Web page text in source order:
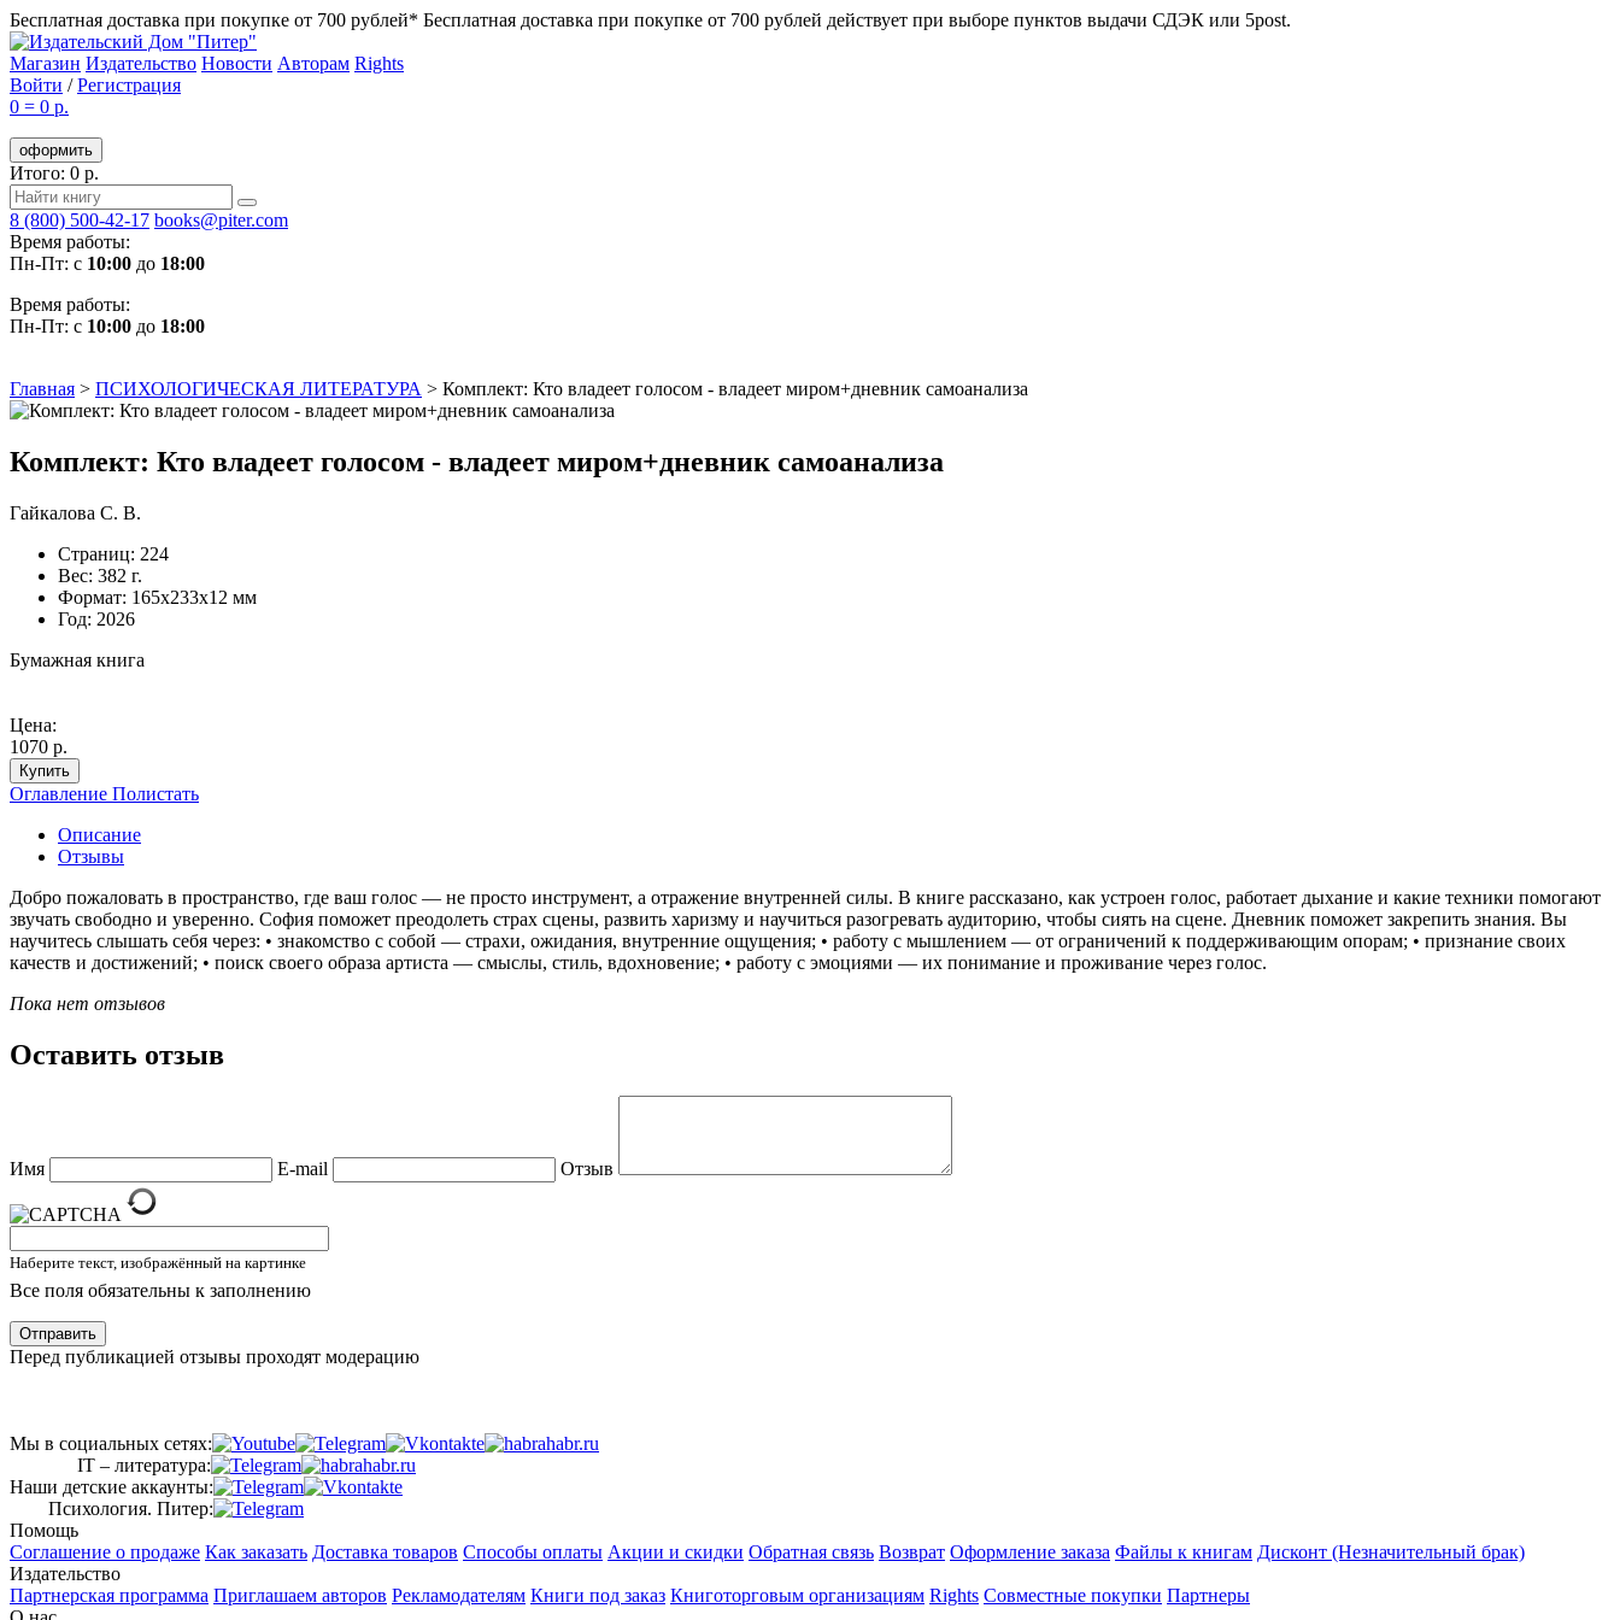
Бесплатная доставка при покупке от 700 рублей* Бесплатная доставка при покупке от 700 рублей действует при выборе пунктов выдачи СДЭК или 5post.
Магазин Издательство Новости Авторам Rights
Войти /Регистрация
0 = 0 р.
оформить
Итого: 0 р.
8 (800) 500-42-17 books@piter.com
Время работы:
Пн-Пт: с 10:00 до 18:00
Время работы:
Пн-Пт: с 10:00 до 18:00
Главная > ПСИХОЛОГИЧЕСКАЯ ЛИТЕРАТУРА > Комплект: Кто владеет голосом - владеет миром+дневник самоанализа
Комплект: Кто владеет голосом - владеет миром+дневник самоанализа
Гайкалова С. В.
Страниц: 224
Вес: 382 г.
Формат: 165х233х12 мм
Год: 2026
Бумажная книга
Цена:
1070 р.
Купить
Оглавление Полистать
Описание
Отзывы
Добро пожаловать в пространство, где ваш голос — не просто инструмент, а отражение внутренней силы. В книге рассказано, как устроен голос, работает дыхание и какие техники помогают
звучать свободно и уверенно. София поможет преодолеть страх сцены, развить харизму и научиться разогревать аудиторию, чтобы сиять на сцене. Дневник поможет закрепить знания. Вы
научитесь слышать себя через: • знакомство с собой — страхи, ожидания, внутренние ощущения; • работу с мышлением — от ограничений к поддерживающим опорам; • признание своих
качеств и достижений; • поиск своего образа артиста — смыслы, стиль, вдохновение; • работу с эмоциями — их понимание и проживание через голос.
Пока нет отзывов
Оставить отзыв
Имя E-mail Отзыв
Наберите текст, изображённый на картинке
Все поля обязательны к заполнению
Отправить
Перед публикацией отзывы проходят модерацию
Мы в социальных сетях:
IT – литература:
Наши детские аккаунты:
Психология. Питер:
Помощь
Соглашение о продаже Как заказать Доставка товаров Способы оплаты Акции и скидки Обратная связь Возврат Оформление заказа Файлы к книгам Дисконт (Незначительный брак)
Издательство
Партнерская программа Приглашаем авторов Рекламодателям Книги под заказ Книготорговым организациям Rights Совместные покупки Партнеры